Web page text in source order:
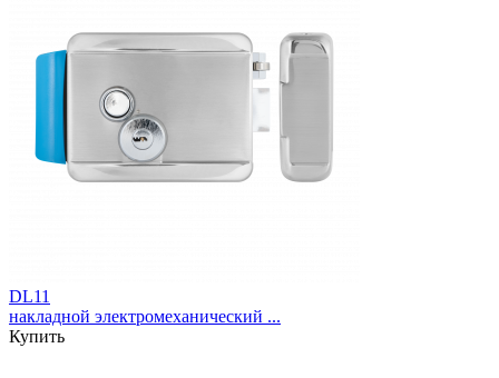
DL11
накладной электромеханический ...
Купить